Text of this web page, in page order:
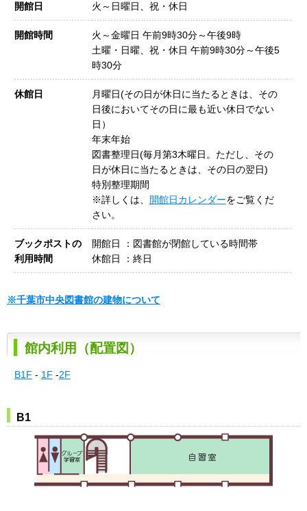
開館日 火～日曜日、祝・休日
開館時間
火～金曜日 午前9時30分～午後9時
土曜・日曜、祝・休日 午前9時30分～午後5
時30分
休館日
月曜日(その日が休日に当たるときは、その
日後においてその日に最も近い休日でない
日）
年末年始
図書整理日(毎月第3木曜日。ただし、その
日が休日に当たるときは、その日の翌日)
特別整理期間
※詳しくは、 開館日カレンダーをご覧くだ
さい。
ブックポストの
利用時間
開館日 ：図書館が閉館している時間帯
休館日 ：終日
※千葉市中央図書館の建物について
館内利用（配置図）
B1F - 1F -2F
B1